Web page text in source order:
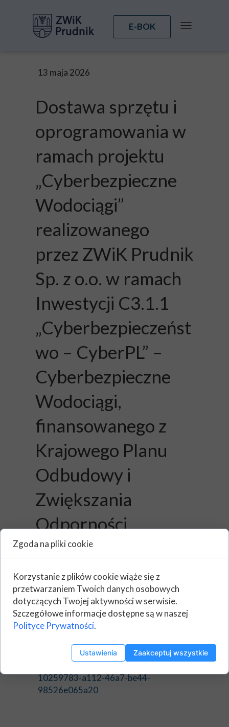
13 maja 2026
Dostawa sprzętu i
oprogramowania w
ramach projektu
„Cyberbezpieczne
Wodociągi”
realizowanego
przez ZWiK Prudnik
Sp. z o.o. w ramach
Inwestycji C3.1.1
„Cyberbezpieczeńst
wo – CyberPL” –
Cyberbezpieczne
Wodociągi,
finansowanego z
Krajowego Planu
Odbudowy i
Zwiększania
Odporności.
prowadzonego
postępowania:https://ezamowienia.gov
.pl
Adres strony, na której udostępniane
będą zmiany, wyjaśnienia treści SWZ
dokumenty:https://ezamowienia.gov.pl/
10259783-a112-46a7-be44-
98526e065a20
E-BOK
Zgoda na pliki cookie
Korzystanie z plików cookie wiąże się z
przetwarzaniem Twoich danych osobowych
dotyczących Twojej aktywności w serwisie.
Szczegółowe informacje dostępne są w naszej
Polityce Prywatności.
Ustawienia Zaakceptuj wszystkie